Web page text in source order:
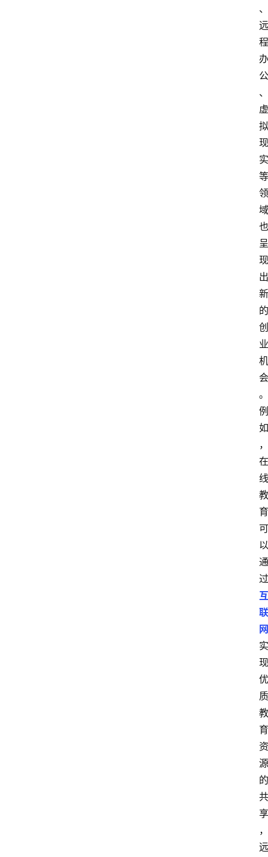
、
远
程
办
公
、
虚
拟
现
实
等
领
域
也
呈
现
出
新
的
创
业
机
会
。
例
如
，
在
线
教
育
可
以
通
过
互
联
网
实
现
优
质
教
育
资
源
的
共
享
，
远